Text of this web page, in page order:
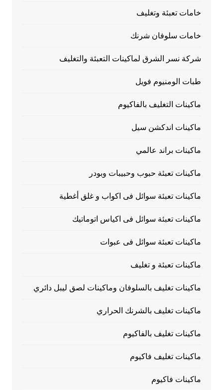
خامات تعبئة وتغليف
خامات سلوفان شرنك
شركة نسر الشرق لماكينات التعبئة والتغليف
طبات الومنيوم فويل
ماكينات التغليف بالفاكيوم
ماكينات اندكشن سيل
ماكينات براند عالمي
ماكينات تعبئة حبوب وحبيبات وبودر
ماكينات تعبئة سوائل فى اكواب و غلق أغطية
ماكينات تعبئة سوائل فى اكياس اتوماتيك
ماكينات تعبئة سوائل فى عبوات
ماكينات تعبئة و تغليف
ماكينات تغليف بالسلوفان وماكينات لصق ليبل دائري
ماكينات تغليف بالشرنك الحراري
ماكينات تغليف بالفاكيوم
ماكينات تغليف فاكيوم
ماكينات فاكيوم